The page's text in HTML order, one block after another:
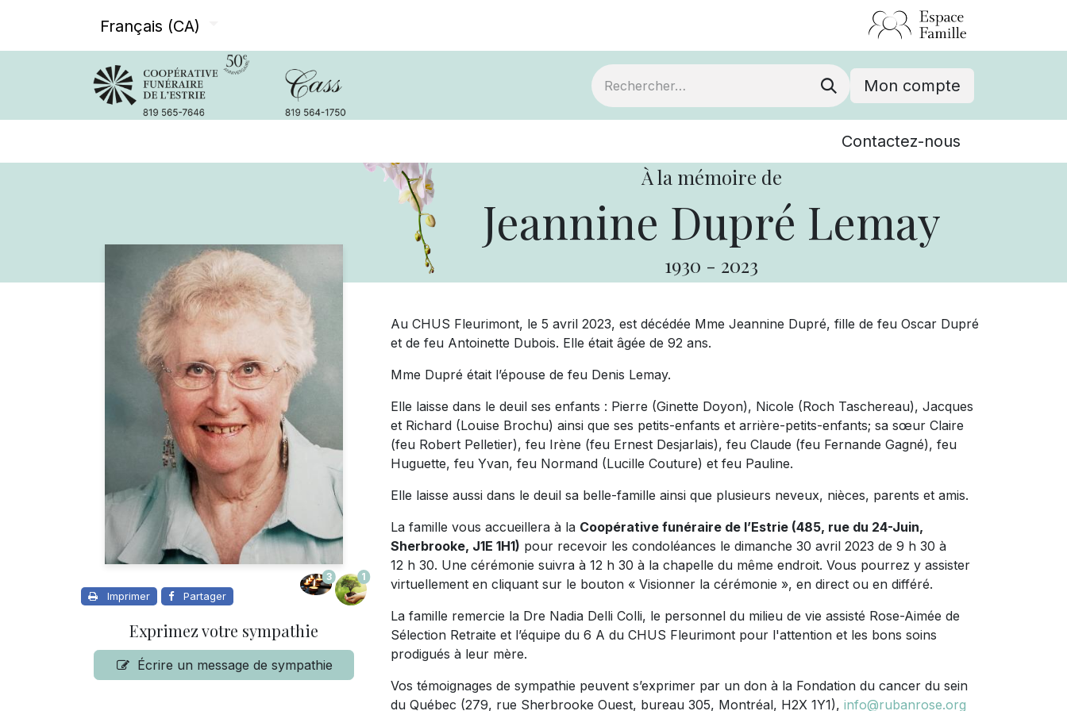
Français (CA)
Mon compte
Événements
Contactez-nous
À la mémoire de
Jeannine Dupré Lemay
1930 - 2023
Imprimer Partager
3 1
Exprimez votre sympathie
Écrire un message de sympathie
Au CHUS Fleurimont, le 5 avril 2023, est décédée Mme Jeannine Dupré, fille de feu Oscar Dupré
et de feu Antoinette Dubois. Elle était âgée de 92 ans.
Mme Dupré était l’épouse de feu Denis Lemay.
Elle laisse dans le deuil ses enfants : Pierre (Ginette Doyon), Nicole (Roch Taschereau), Jacques
et Richard (Louise Brochu) ainsi que ses petits-enfants et arrière-petits-enfants; sa sœur Claire
(feu Robert Pelletier), feu Irène (feu Ernest Desjarlais), feu Claude (feu Fernande Gagné), feu
Huguette, feu Yvan, feu Normand (Lucille Couture) et feu Pauline.
Elle laisse aussi dans le deuil sa belle-famille ainsi que plusieurs neveux, nièces, parents et amis.
La famille vous accueillera à la Coopérative funéraire de l’Estrie (485, rue du 24-Juin,
Sherbrooke, J1E 1H1) pour recevoir les condoléances le dimanche 30 avril 2023 de 9 h 30 à
12 h 30. Une cérémonie suivra à 12 h 30 à la chapelle du même endroit. Vous pourrez y assister
virtuellement en cliquant sur le bouton « Visionner la cérémonie », en direct ou en différé.
La famille remercie la Dre Nadia Delli Colli, le personnel du milieu de vie assisté Rose-Aimée de
Sélection Retraite et l’équipe du 6 A du CHUS Fleurimont pour l'attention et les bons soins
prodigués à leur mère.
Vos témoignages de sympathie peuvent s’exprimer par un don à la Fondation du cancer du sein
du Québec (279, rue Sherbrooke Ouest, bureau 305, Montréal, H2X 1Y1), info@rubanrose.org